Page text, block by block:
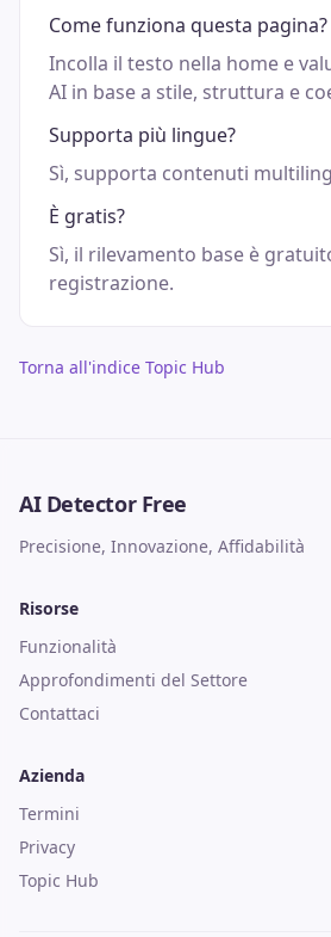
Come funziona questa pagina?
Incolla il testo nella home e
AI in base a stile, struttura e
Supporta più lingue?
Sì, supporta contenuti
È gratis?
Sì, il rilevamento base è
registrazione.
Torna all'indice Topic Hub
AI Detector Free
Precisione, Innovazione, Affidabilità
Risorse
Funzionalità
Approfondimenti del Settore
Contattaci
Azienda
Termini
Privacy
Topic Hub